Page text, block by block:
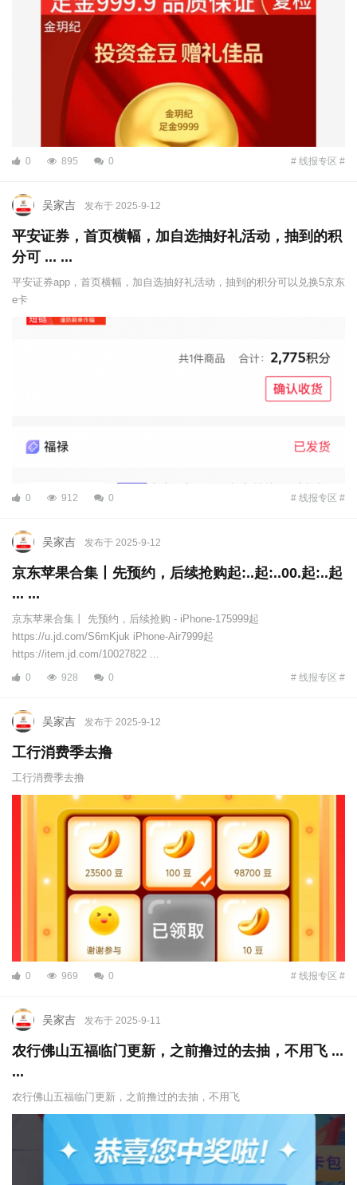
0 895 0 # 线报专区 #
吴家吉 发布于 2025-9-12
平安证券，首页横幅，加自选抽好礼活动，抽到的积
分可 ... ...
平安证券app，首页横幅，加自选抽好礼活动，抽到的积分可以兑换5京东
e卡
0 912 0 # 线报专区 #
吴家吉 发布于 2025-9-12
京东苹果合集丨先预约，后续抢购起:..起:..00.起:..起
... ...
京东苹果合集丨 先预约，后续抢购 - iPhone-175999起
https://u.jd.com/S6mKjuk iPhone-Air7999起
https://item.jd.com/10027822 ...
0 928 0 # 线报专区 #
吴家吉 发布于 2025-9-12
工行消费季去撸
工行消费季去撸
0 969 0 # 线报专区 #
吴家吉 发布于 2025-9-11
农行佛山五福临门更新，之前撸过的去抽，不用飞 ...
...
农行佛山五福临门更新，之前撸过的去抽，不用飞